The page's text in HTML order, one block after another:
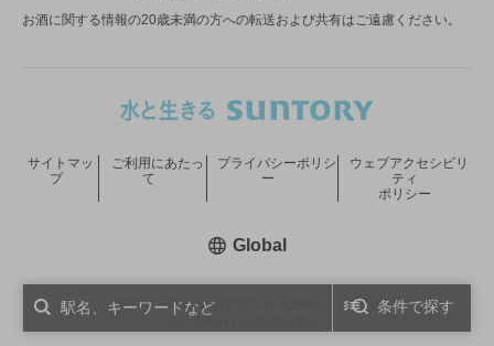
条件で探す
お酒に関する情報の20歳未満の方への転送および共有はご遠慮ください。
COPYRIGHT © SUNTORY HOLDINGS LIMITED.
サイトマッ
プ
ご利用にあたっ
て
プライバシーポリシ
ー
ウェブアクセシビリ
ティ
ポリシー
Global新しいウィンドウで開く